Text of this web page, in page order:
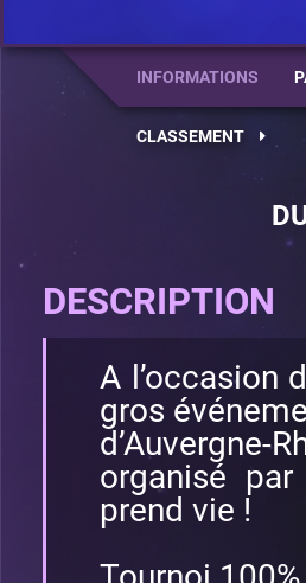
INFORMATIONS
CLASSEMENT
DESCRIPTION
A l’occasion
gros
organisé
prend vie !